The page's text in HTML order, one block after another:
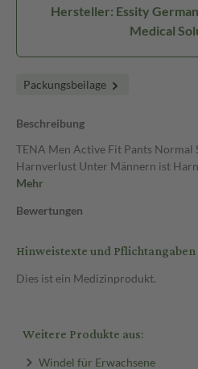
Hersteller: Essity
Medical
Packungsbeilage
Beschreibung
TENA Men Active Fit Pants Normal
Harnverlust Unter Männern ist
Mehr
Bewertungen
Hinweistexte und Pflichtangaben
Dies ist ein Medizinprodukt.
Weitere Produkte aus:
Windel für Erwachsene